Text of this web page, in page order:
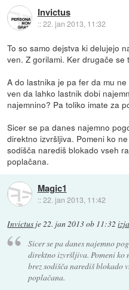
Invictus
::22. jan 2013, 11:32
To so samo dejstva ki delujejo
ven. Z gorilami. Ker drugače se
A do lastnika je pa fer da mu
ven da lahko lastnik dobi
najemnino? Pa toliko imate za
Sicer se pa danes najemno
direktno izvršljiva. Pomeni ko
sodišča narediš blokado vseh
poplačana.
Magic1
::22. jan 2013, 11:42
Invictus je22. jan 2013 ob 11:32
Sicer se pa danes najemno
direktno izvršljiva. Pomeni ko
brez sodišča narediš blokado
poplačana.